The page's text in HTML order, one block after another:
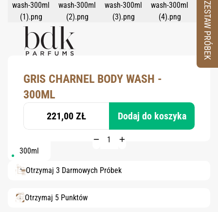
GRIS CHARNEL BODY WASH -
300ML
221,00 ZŁ Dodaj do koszyka
300ml
Otrzymaj 3 Darmowych Próbek
Otrzymaj 5 Punktów
ZESTAW PRÓBEK